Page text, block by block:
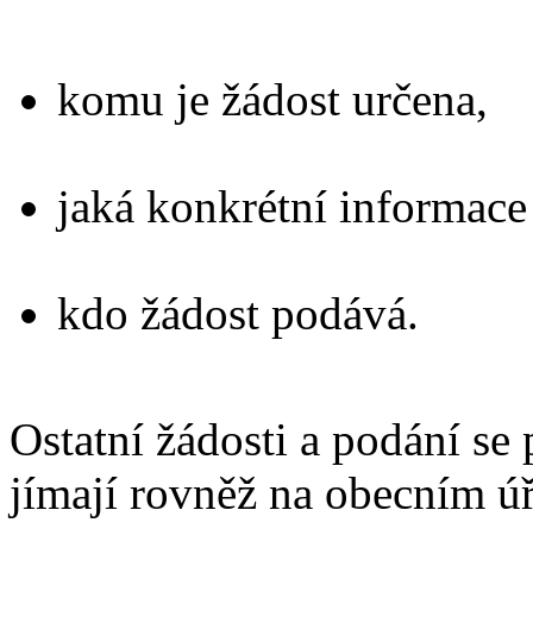
komu je žádost určena,
jaká konkrétní
kdo žádost podává.
Ostatní žádosti a podání se
jímají rovněž na obecním